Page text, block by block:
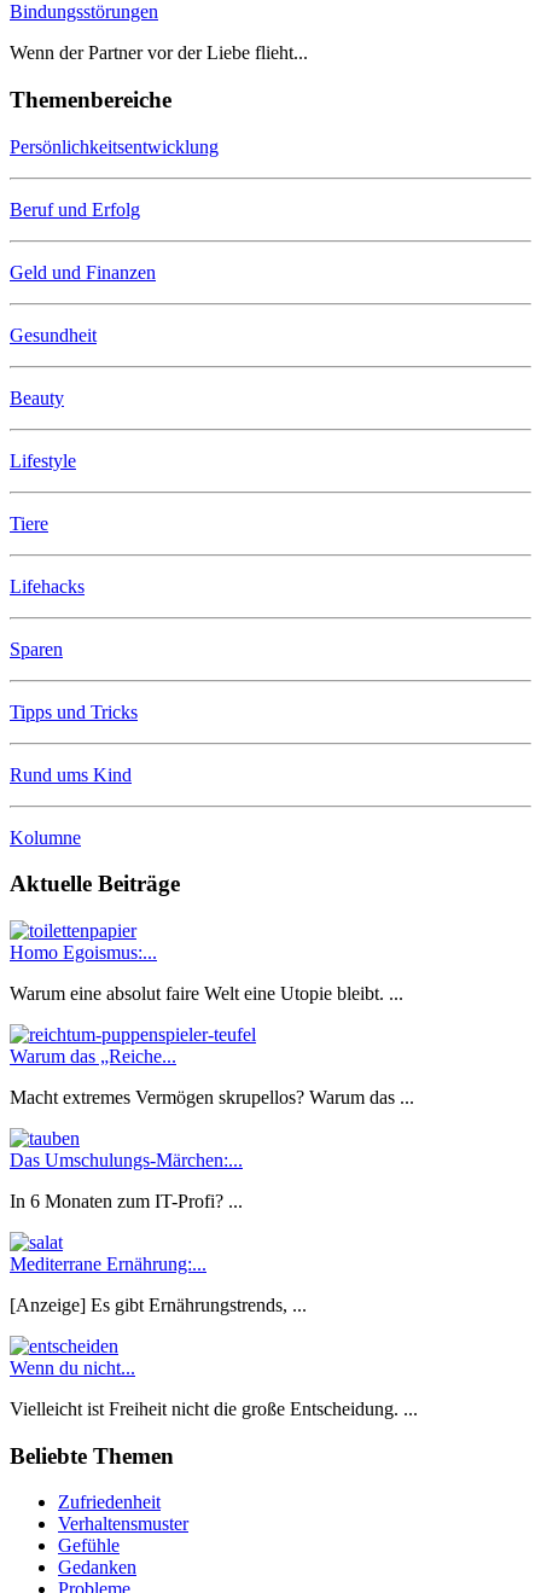
Bindungsstörungen
Wenn der Partner vor der Liebe flieht...
Themenbereiche
Persönlichkeitsentwicklung
Beruf und Erfolg
Geld und Finanzen
Gesundheit
Beauty
Lifestyle
Tiere
Lifehacks
Sparen
Tipps und Tricks
Rund ums Kind
Kolumne
Aktuelle Beiträge
Homo Egoismus:...
Warum eine absolut faire Welt eine Utopie bleibt. ...
Warum das „Reiche...
Macht extremes Vermögen skrupellos? Warum das ...
Das Umschulungs-Märchen:...
In 6 Monaten zum IT-Profi? ...
Mediterrane Ernährung:...
[Anzeige] Es gibt Ernährungstrends, ...
Wenn du nicht...
Vielleicht ist Freiheit nicht die große Entscheidung. ...
Beliebte Themen
Zufriedenheit
Verhaltensmuster
Gefühle
Gedanken